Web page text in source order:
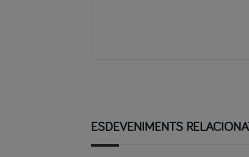
ESDEVENIMENTS